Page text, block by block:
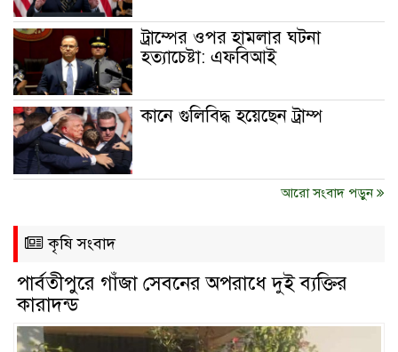
ট্রাম্পের ওপর হামলার ঘটনা
হত্যাচেষ্টা: এফবিআই
কানে গুলিবিদ্ধ হয়েছেন ট্রাম্প
আরো সংবাদ পড়ুন
কৃষি সংবাদ
পার্বতীপুরে গাঁজা সেবনের অপরাধে দুই ব্যক্তির
কারাদন্ড